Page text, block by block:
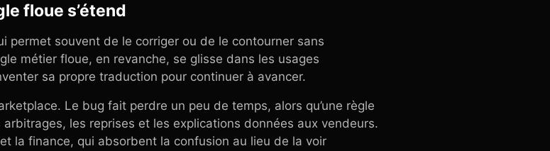
floue s’étend
permet souvent de le corriger ou de le contourner sans
métier floue, en revanche, se glisse dans les usages
sa propre traduction pour continuer à avancer.
Le bug fait perdre un peu de temps, alors qu’une règle
les reprises et les explications données aux vendeurs.
la finance, qui absorbent la confusion au lieu de la voir